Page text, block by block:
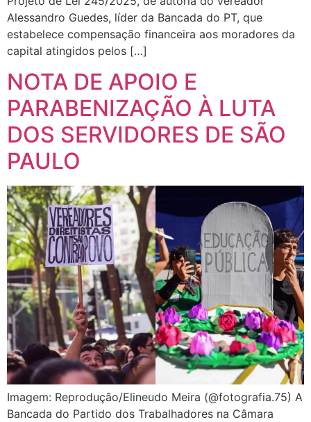
Alessandro Guedes, líder da Bancada do PT, que
estabelece compensação financeira aos moradores da
capital atingidos pelos […]
NOTA DE APOIO E
PARABENIZAÇÃO À LUTA
DOS SERVIDORES DE SÃO
PAULO
Imagem: Reprodução/Elineudo Meira (@fotografia.75) A
Bancada do Partido dos Trabalhadores na Câmara